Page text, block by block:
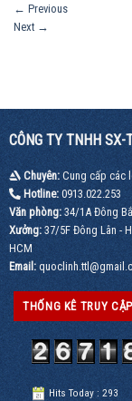
← Previous
Next →
CÔNG TY TNHH
Chuyên: Cung cấp các
Hotline: 0913.022.253
Văn phòng: 34/1A Đông
Xưởng: 37/5F Đông Lân -
HCM
Email:
THỐNG KÊ TRUY CẬP
Hits Today : 293